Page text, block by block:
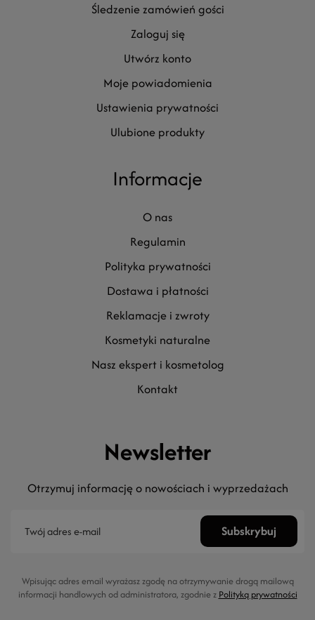
Informacje
o nas
regulamin
polityka prywatności
dostawa i płatności
reklamacje i zwroty
kosmetyki naturalne
nasz ekspert i kosmetolog
kontakt
Newsletter
Otrzymuj informację o nowościach i wyprzedażach
Wpisując adres email wyrażasz zgodę na otrzymywanie drogą mailową
informacji handlowych od administratora, zgodnie z Polityką prywatności
śledzenie zamówień gości
zaloguj się
utwórz konto
moje powiadomienia
ustawienia prywatności
ulubione produkty